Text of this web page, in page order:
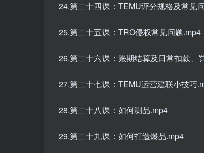
24.第二十四课：TEMU评分规格及常见
25.第二十五课：TRO侵权常见问题.mp4
26.第二十六课：账期结算及日常扣款、
27.第二十七课：TEMU运营建联小技巧
28.第二十八课：如何测品.mp4
29.第二十九课：如何打造爆品.mp4